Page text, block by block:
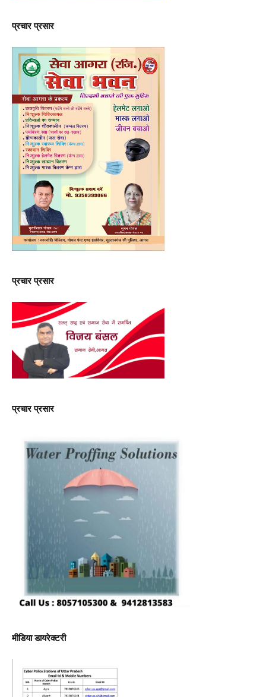
प्रचार प्रसार
प्रचार प्रसार
प्रचार प्रसार
मीडिया डायरेक्टरी